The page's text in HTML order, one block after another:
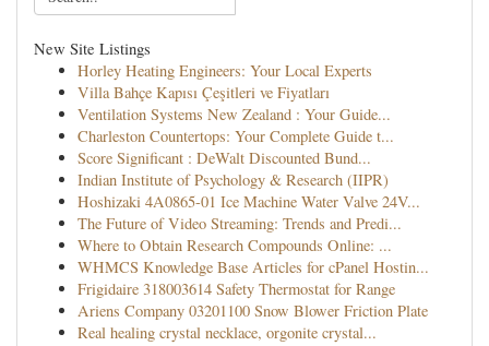
New Site Listings
Horley Heating Engineers: Your Local Experts
Villa Bahçe Kapısı Çeşitleri ve Fiyatları
Ventilation Systems New Zealand : Your Guide...
Charleston Countertops: Your Complete Guide t...
Score Significant : DeWalt Discounted Bund...
Indian Institute of Psychology & Research (IIPR)
Hoshizaki 4A0865-01 Ice Machine Water Valve 24V...
The Future of Video Streaming: Trends and Predi...
Where to Obtain Research Compounds Online: ...
WHMCS Knowledge Base Articles for cPanel Hostin...
Frigidaire 318003614 Safety Thermostat for Range
Ariens Company 03201100 Snow Blower Friction Plate
Real healing crystal necklace, orgonite crystal...